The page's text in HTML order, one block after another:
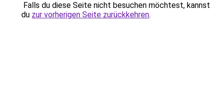
Falls du diese Seite nicht besuchen möchtest, kannst
du zur vorherigen Seite zurückkehren.